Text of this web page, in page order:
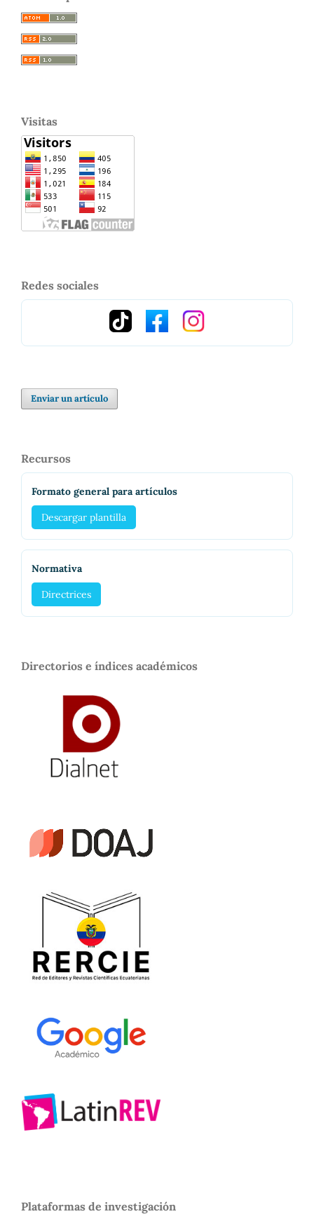
Visitas
Redes sociales
Enviar un artículo
Recursos
Formato general para artículos
Descargar plantilla
Normativa
Directrices
Directorios e índices académicos
Plataformas de investigación